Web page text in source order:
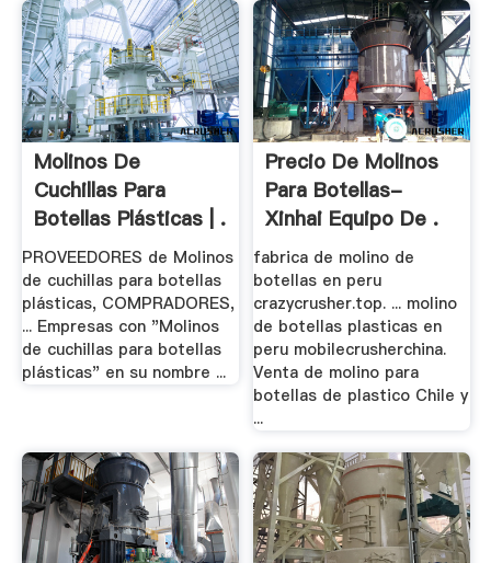
Molinos De
Cuchillas Para
Botellas Plásticas | .
PROVEEDORES de Molinos
de cuchillas para botellas
plásticas, COMPRADORES,
... Empresas con "Molinos
de cuchillas para botellas
plásticas" en su nombre ...
Precio De Molinos
Para Botellas-
Xinhai Equipo De .
fabrica de molino de
botellas en peru
crazycrusher.top. ... molino
de botellas plasticas en
peru mobilecrusherchina.
Venta de molino para
botellas de plastico Chile y
...